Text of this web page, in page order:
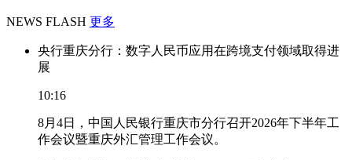
NEWS FLASH 更多
央行重庆分行：数字人民币应用在跨境支付领域取得进
展
10:16
8月4日，中国人民银行重庆市分行召开2026年下半年工
作会议暨重庆外汇管理工作会议。